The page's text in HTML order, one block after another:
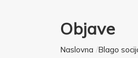
Objave
Naslovna Blago